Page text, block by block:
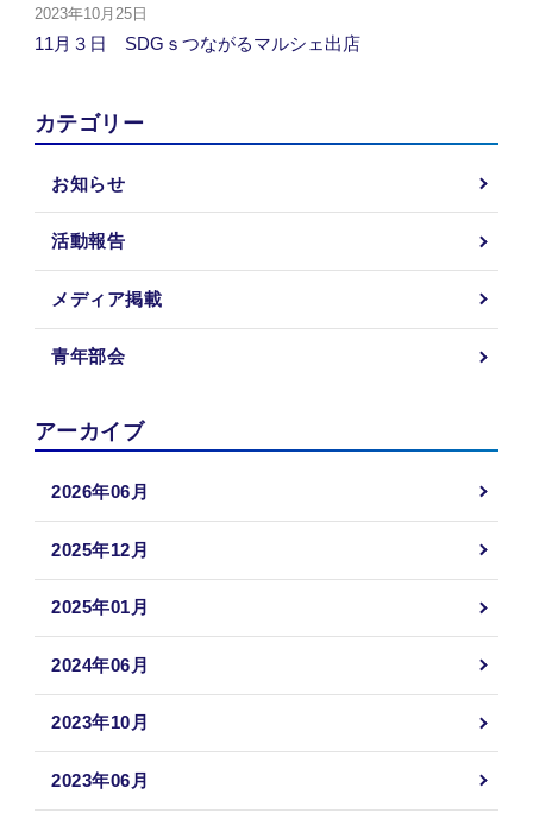
2023年10月25日
11月３日 SDGｓつながるマルシェ出店
カテゴリー
お知らせ
活動報告
メディア掲載
青年部会
アーカイブ
2026年06月
2025年12月
2025年01月
2024年06月
2023年10月
2023年06月